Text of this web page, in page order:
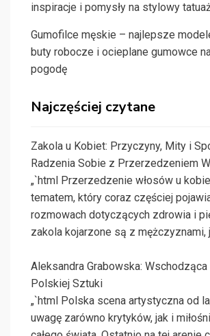
inspiracje i pomysły na stylowy
Gumofilce męskie – najlepsze
buty robocze i ocieplane gumowce
pogodę
Najczęściej czytane
Zakola u Kobiet: Przyczyny, Mity i
Radzenia Sobie z Przerzedzeniem
„`html Przerzedzenie włosów u
tematem, który coraz częściej
rozmowach dotyczących zdrowia i
zakola kojarzone są z mężczyznami,
Aleksandra Grabowska: Wschodząca
Polskiej Sztuki
„`html Polska scena artystyczna od
uwagę zarówno krytyków, jak i